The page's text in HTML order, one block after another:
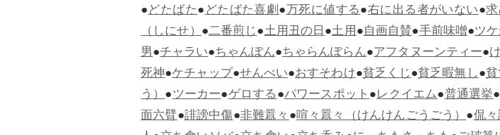
●どたばた●どたばた喜劇●万死に値する●右に出る者がいない●
（しにせ）●二番煎じ●土用丑の日●土用●自画自賛●手前味噌●ツ
男●チャラい●ちゃんぽん●ちゃらんぽらん●アフタヌーンティー●
死神●ケチャップ●せんべい●おすそわけ●貧乏くじ●貧乏暇無し●
う）●ツーカー●ゲロする●パワースポット●レクイエム●普通選挙●
面六臂●誹謗中傷●非難囂々●喧々囂々（けんけんごうごう）●侃